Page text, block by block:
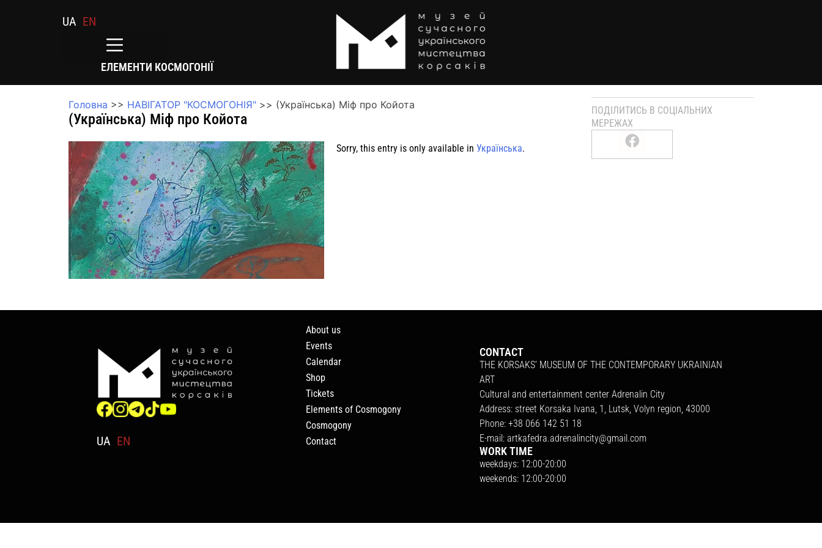
UA EN
ЕЛЕМЕНТИ КОСМОГОНІЇ
Головна >> НАВІГАТОР "КОСМОГОНІЯ" >> (Українська) Міф про Койота
(Українська) Міф про Койота
Sorry, this entry is only available in Українська.
ПОДІЛИТИСЬ В СОЦІАЛЬНИХ
МЕРЕЖАХ
UA EN
About us
Events
Calendar
Shop
Tickets
Elements of Cosmogony
Cosmogony
Contact
CONTACT
THE KORSAKS’ MUSEUM OF THE CONTEMPORARY UKRAINIAN
ART
Cultural and entertainment center Adrenalin City
Address: street Korsaka Ivana, 1, Lutsk, Volyn region, 43000
Phone: +38 066 142 51 18
E-mail:artkafedra.adrenalincity@gmail.com
WORK TIME
weekdays: 12:00-20:00
weekends: 12:00-20:00